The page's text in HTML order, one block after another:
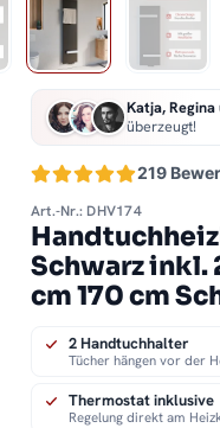
219
Katja,
überzeugt!
Art.-Nr.: DHV174
Schwarz inkl.
cm 170 cm
2 Handtuchhalter
Tücher hängen vor der
Thermostat inklusive
Regelung direkt am